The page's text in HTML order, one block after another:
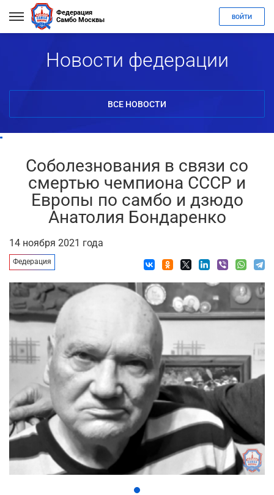
Федерация
Самбо Москвы
ВОЙТИ
Новости федерации
ВСЕ НОВОСТИ
Соболезнования в связи со
смертью чемпиона СССР и
Европы по самбо и дзюдо
Анатолия Бондаренко
14 ноября 2021 года
Федерация